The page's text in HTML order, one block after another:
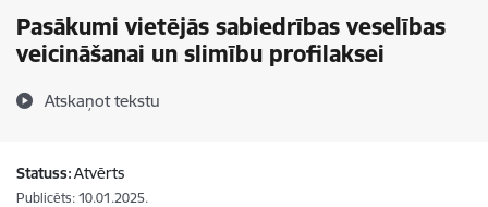
Pasākumi vietējās sabiedrības veselības
veicināšanai un slimību profilaksei
Atskaņot tekstu
Statuss:Atvērts
Publicēts: 10.01.2025.